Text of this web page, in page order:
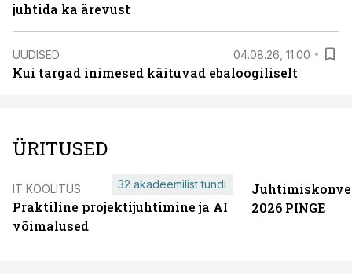
juhtida ka ärevust
UUDISED 04.08.26, 11:00
Kui targad inimesed käituvad ebaloogiliselt
ÜRITUSED
IT KOOLITUS
Praktiline projektijuhtimine ja AI
võimalused
32 akadeemilist tundi
2026 PINGE